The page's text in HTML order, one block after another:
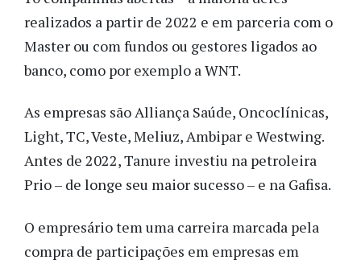
realizados a partir de 2022 e em parceria com o
Master ou com fundos ou gestores ligados ao
banco, como por exemplo a WNT.
As empresas são Alliança Saúde, Oncoclínicas,
Light, TC, Veste, Meliuz, Ambipar e Westwing.
Antes de 2022, Tanure investiu na petroleira
Prio – de longe seu maior sucesso – e na Gafisa.
O empresário tem uma carreira marcada pela
compra de participações em empresas em